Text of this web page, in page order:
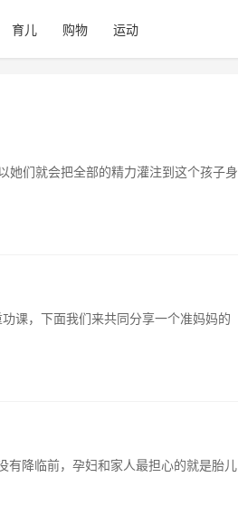
育儿 购物 运动
她们就会把全部的精力灌注到这个孩子身
课，下面我们来共同分享一个准妈妈的
有降临前，孕妇和家人最担心的就是胎儿